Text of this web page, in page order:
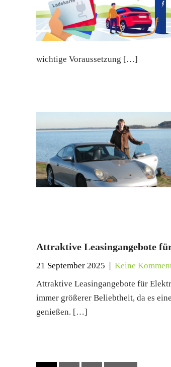
wichtige Voraussetzung […]
Attraktive Leasingangebote
21 September 2025 | Keine
Attraktive Leasingangebote für
immer größerer Beliebtheit, da es
genießen. […]
Posts